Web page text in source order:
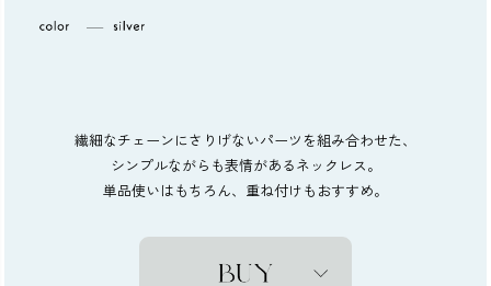
繊細なチェーンにさりげないパーツを組み合わせた、
シンプルながらも表情があるネックレス。
単品使いはもちろん、重ね付けもおすすめ。